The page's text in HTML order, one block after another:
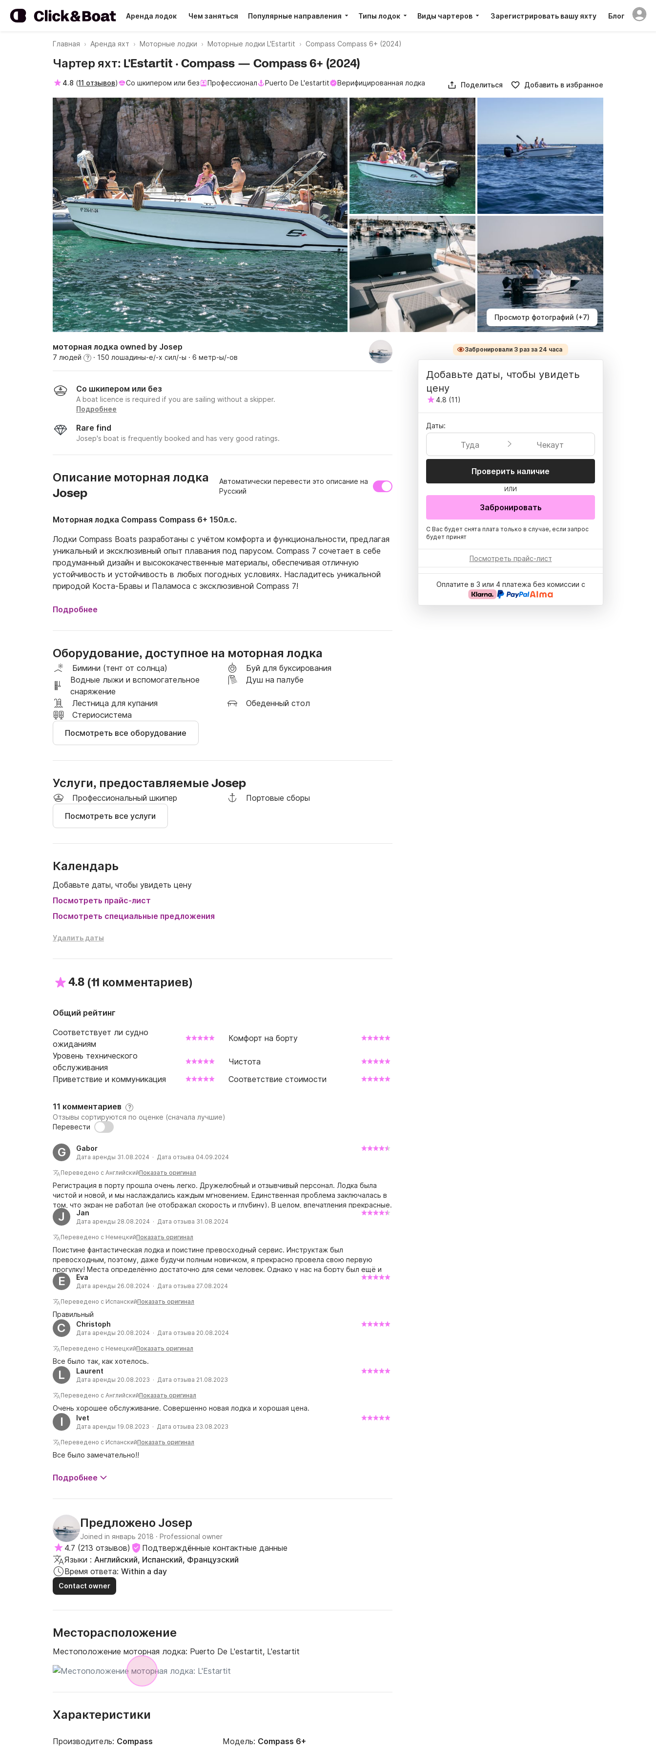
Аренда лодок Чем заняться Популярные направления Типы лодок Виды чартеров Зарегистрировать вашу яхту Блог
Главная Аренда яхт Моторные лодки Моторные лодки L'Estartit Compass Compass 6+ (2024)
Просмотр фотографий (+7)
Чартер яхт: L'Estartit · Compass — Compass 6+ (2024)
4.8 (11 отзывов) Со шкипером или без Профессионал Puerto De L'estartit Верифицированная лодка Поделиться Добавить в избранное
моторная лодка owned by Josep
7 людей ? · 150 лошадины-е/-х сил/-ы · 6 метр-ы/-ов
Со шкипером или без
A boat licence is required if you are sailing without a skipper.
Подробнее
Rare find
Josep's boat is frequently booked and has very good ratings.
Описание моторная лодка
Josep
Автоматически перевести это описание на
Русский
Моторная лодка Compass Compass 6+ 150л.с.
Лодки Compass Boats разработаны с учётом комфорта и функциональности, предлагая
уникальный и эксклюзивный опыт плавания под парусом. Compass 7 сочетает в себе
продуманный дизайн и высококачественные материалы, обеспечивая отличную
устойчивость и устойчивость в любых погодных условиях. Насладитесь уникальной
природой Коста-Бравы и Паламоса с эксклюзивной Compass 7!
Подробнее
Оборудование, доступное на моторная лодка
Бимини (тент от солнца)
Буй для буксирования
Водные лыжи и вспомогательное
снаряжение
Душ на палубе
Лестница для купания
Обеденный стол
Стериосистема
Посмотреть все оборудование
Услуги, предоставляемые Josep
Профессиональный шкипер
Портовые сборы
Посмотреть все услуги
Календарь
Добавьте даты, чтобы увидеть цену
Посмотреть прайс-лист
Посмотреть специальные предложения
Удалить даты
4.8 (11 комментариев)
Общий рейтинг
Соответствует ли судно
ожиданиям
Комфорт на борту
Уровень технического
обслуживания
Чистота
Приветствие и коммуникация
Соответствие стоимости
11 комментариев ?
Отзывы сортируются по оценке (сначала лучшие)
Перевести
G Gabor
Дата аренды 31.08.2024 · Дата отзыва 04.09.2024
Переведено с АнглийскийПоказать оригинал
Регистрация в порту прошла очень легко. Дружелюбный и отзывчивый персонал. Лодка была
чистой и новой, и мы наслаждались каждым мгновением. Единственная проблема заключалась в
том, что экран не работал (не отображал скорость и глубину). В целом, впечатления прекрасные.
J Jan
Дата аренды 28.08.2024 · Дата отзыва 31.08.2024
Переведено с НемецкийПоказать оригинал
Поистине фантастическая лодка и поистине превосходный сервис. Инструктаж был
превосходным, поэтому, даже будучи полным новичком, я прекрасно провела свою первую
прогулку! Места определённо достаточно для семи человек. Однако у нас на борту был ещё и
круг, который занимал много места. В следующий раз, если нас снова будет семь, мы, вероятно,
выберем лодку чуть большего размера.
E Eva
Дата аренды 26.08.2024 · Дата отзыва 27.08.2024
Переведено с ИспанскийПоказать оригинал
Правильный
C Christoph
Дата аренды 20.08.2024 · Дата отзыва 20.08.2024
Переведено с НемецкийПоказать оригинал
Все было так, как хотелось.
L Laurent
Дата аренды 20.08.2023 · Дата отзыва 21.08.2023
Переведено с АнглийскийПоказать оригинал
Очень хорошее обслуживание. Совершенно новая лодка и хорошая цена.
I Ivet
Дата аренды 19.08.2023 · Дата отзыва 23.08.2023
Переведено с ИспанскийПоказать оригинал
Все было замечательно!!
Подробнее
Предложено Josep
Joined in январь 2018 · Professional owner
4.7 (213 отзывов)
Подтверждённые контактные данные
Языки : Английский, Испанский, Французский
Время ответа: Within a day
Contact owner
Месторасположение
Местоположение моторная лодка: Puerto De L'estartit, L'estartit
Характеристики
Производитель: Compass Модель: Compass 6+
Забронировали 3 раз за 24 часа
Добавьте даты, чтобы увидеть
цену
4.8 (11)
Даты:
Туда Чекаут
Проверить наличие
ИЛИ
Забронировать
С Вас будет снята плата только в случае, если запрос
будет принят
Посмотреть прайс-лист
Оплатите в 3 или 4 платежа без комиссии с